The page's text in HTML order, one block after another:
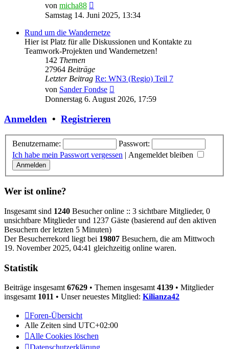
von micha88
Beitrag
Samstag 14. Juni 2025, 13:34
Rund um die Wandernetze
Hier ist Platz für alle Diskussionen und Kontakte zu
Teamwork-Projekten und Wandernetzen!
142 Themen
27964 Beiträge
Letzter Beitrag Re: WN3 (Regio) Teil 7
von Sander Fondse
Beitrag
Donnerstag 6. August 2026, 17:59
Anmelden • Registrieren
Benutzername:
Passwort:
Ich habe mein Passwort vergessen | Angemeldet bleiben
Wer ist online?
Insgesamt sind 1240 Besucher online :: 3 sichtbare Mitglieder, 0
unsichtbare Mitglieder und 1237 Gäste (basierend auf den aktiven
Besuchern der letzten 5 Minuten)
Der Besucherrekord liegt bei 19807 Besuchern, die am Mittwoch
19. November 2025, 04:41 gleichzeitig online waren.
Statistik
Beiträge insgesamt 67629 • Themen insgesamt 4139 • Mitglieder
insgesamt 1011 • Unser neuestes Mitglied: Kilianza42
Foren-Übersicht
Alle Zeiten sind UTC+02:00
Alle Cookies löschen